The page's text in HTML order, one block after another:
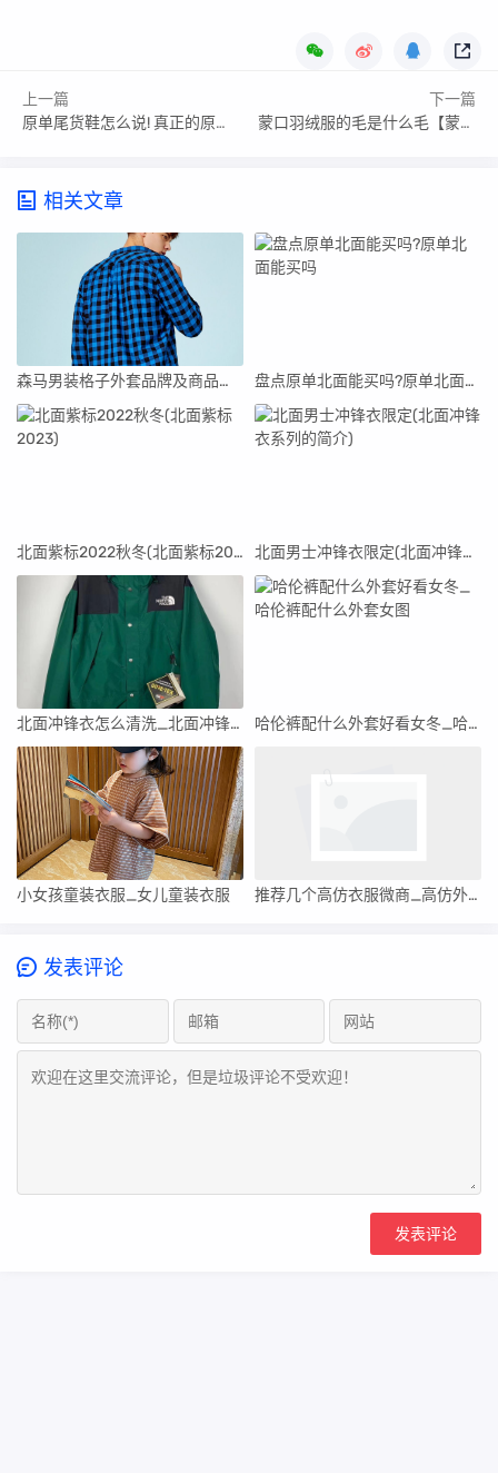
上一篇
原单尾货鞋怎么说! 真正的原单尾货就是这样的
下一篇
蒙口羽绒服的毛是什么毛【蒙口羽绒服钻毛吗】
相关文章
森马男装格子外套品牌及商品图片_森马男装格子外套品牌及商品 盘点原单北面能买吗?原单北面能买吗
北面紫标2022秋冬(北面紫标2023) 北面男士冲锋衣限定(北面冲锋衣系列的简介)
北面冲锋衣怎么清洗_北面冲锋衣可以用洗衣机洗吗 哈伦裤配什么外套好看女冬_哈伦裤配什么外套女图
小女孩童装衣服_女儿童装衣服 推荐几个高仿衣服微商_高仿外套微商
发表评论